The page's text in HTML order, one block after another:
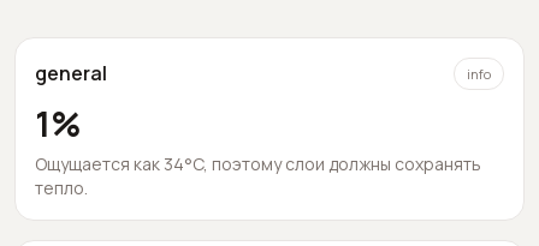
general info
1%
Ощущается как 34°C, поэтому слои должны сохранять
тепло.